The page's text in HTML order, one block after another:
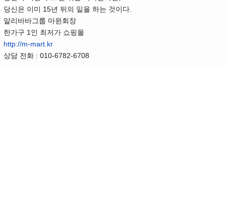
당신은 이미 15년 뒤의 일을 하는 것이다.
알리바바그룹 마윈회장
한가구 1인 최저가 쇼핑몰
http://m-mart.kr
상담 전화 : 010-6782-6708